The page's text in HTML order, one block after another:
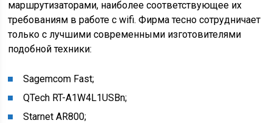
маршрутизаторами, наиболее соответствующее их
требованиям в работе с wifi. Фирма тесно сотрудничает
только с лучшими современными изготовителями
подобной техники:
Sagemcom Fast;
QTech RT-A1W4L1USBn;
Starnet AR800;